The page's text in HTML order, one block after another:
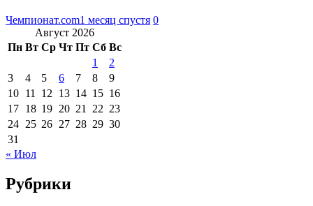
Чемпионат.com1 месяц спустя 0
Август 2026
Пн Вт Ср Чт Пт Сб Вс
1
2
3
4 5 6 7 8
9
10 11 12 13 14 15 16
17 18 19 20 21 22 23
24 25 26 27 28 29 30
31
« Июл
Рубрики